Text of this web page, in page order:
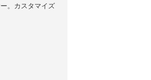
。カスタマイズ